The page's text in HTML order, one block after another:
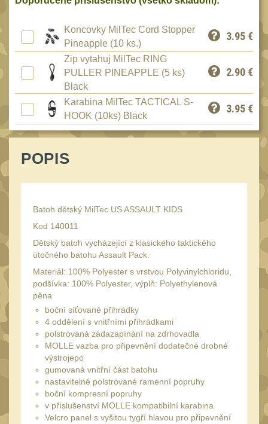
Peněženky
Doplňky 378
Ramenní popruhy a
vycpávky 10
Karabiny a přezky
Kroužky, šňůrky,
koncovky 25
Nášivky105
Samonavíjecí držáky
vaky18
Adaptéry
Taktická pera5
Láhve16
Lékárničky
Na přežití 26
Ostatní44
MONTÁŽE PRO OPTIKU
Adaptéry a risery 40
Boční montáže 11
Koncovky MilTec Cord Stopper
Pineapple (10 ks.)
3.95 €
Zip vytahuj MilTec RING
PULLER PINEAPPLE (5 ks)
Black
2.90 €
Karabina MilTec TACTICAL S-
HOOK (10ks) Black
3.95 €
POPIS
Batoh dětský MilTec US ASSAULT KIDS
Kod 140011
Dětský batoh vycházející z klasického taktického
útočného batohu Assault Pack.
Materiál: 100% Polyester s vrstvou Polyvinylchloridu,
podšívka: 100% Polyester, výplň: Polyethylenová
pěna
boční síťované přihrádky
4 oddělení s vnitřními přihrádkami
polstrovaná zádazapínání na zdrhovadla
MOLLE vazba pro připevnění dodatečné drobné
výstrojepo
gumovaná vnitřní část batohu
nastavitelné polstrované ramenní popruhy
boční kompresní popruhy
v příslušenství MOLLE kompatibilní karabina
Velcro panel s vyšitou tygří hlavou pro připevnění